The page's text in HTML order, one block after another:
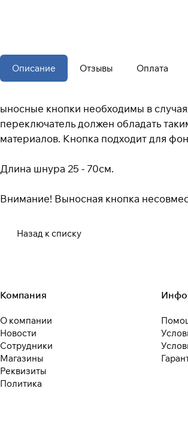
Описание Отзывы Оплата
ыносные кнопки необходимы в
переключатель должен обладать
материалов. Кнопка подходит для
Длина шнура 25 - 70см.
Внимание! Выносная кнопка
Назад к списку
Компания
О компании
Новости
Сотрудники
Магазины
Реквизиты
Политика